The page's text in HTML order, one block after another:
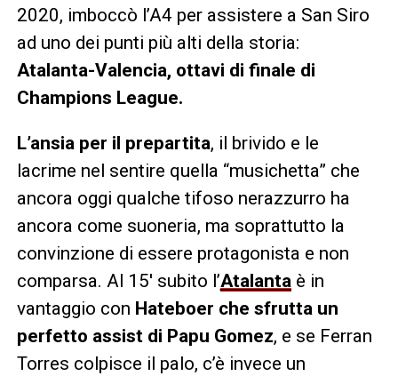
2020, imboccò l’A4 per assistere a San Siro
ad uno dei punti più alti della storia:
Atalanta-Valencia, ottavi di finale di
Champions League.
L’ansia per il prepartita, il brivido e le
lacrime nel sentire quella “musichetta” che
ancora oggi qualche tifoso nerazzurro ha
ancora come suoneria, ma soprattutto la
convinzione di essere protagonista e non
comparsa. Al 15′ subito l’Atalantaè in
vantaggio con Hateboer che sfrutta un
perfetto assist di Papu Gomez, e se Ferran
Torres colpisce il palo, c’è invece un